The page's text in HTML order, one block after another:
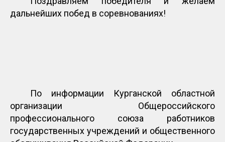
дальнейших побед в соревнованиях!
По информации Курганской областной
организации Общероссийского
профессионального союза работников
государственных учреждений и общественного